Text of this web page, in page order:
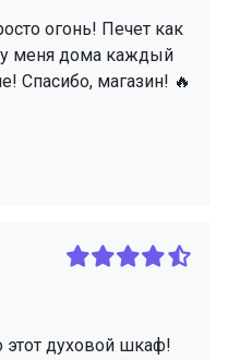
огонь! Печет как
у меня дома каждый
Спасибо, магазин! 🔥
этот духовой шкаф!